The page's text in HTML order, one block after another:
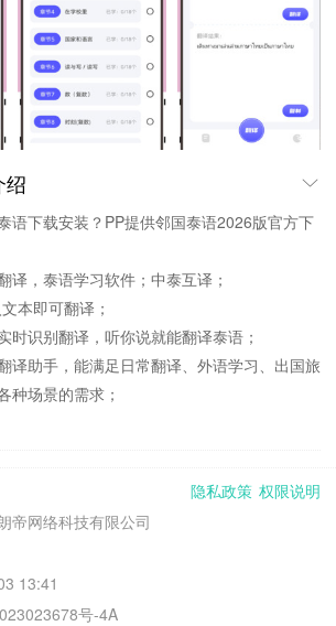
绍
语下载安装？PP提供邻国泰语2026版官方下
译，泰语学习软件；中泰互译；
本即可翻译；
时识别翻译，听你说就能翻译泰语；
译助手，能满足日常翻译、外语学习、出国旅
种场景的需求；
明：
面的方法有很多。 安卓系统的手机可以在豌
隐私政策 权限说明
帝网络科技有限公司
13:41
号-4A